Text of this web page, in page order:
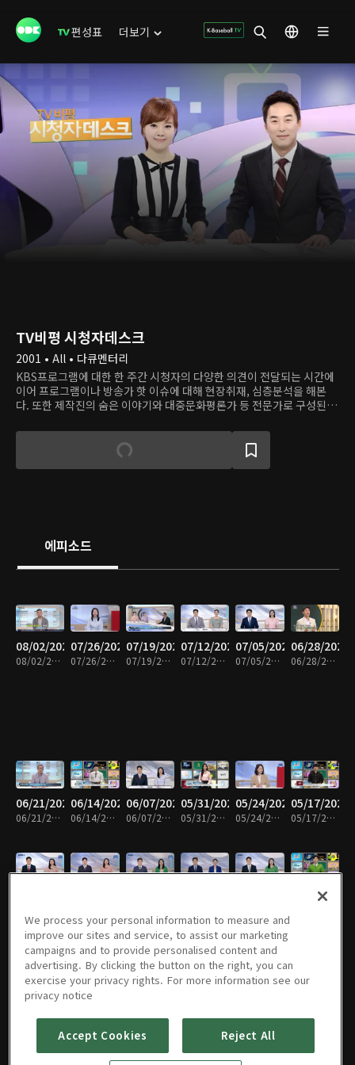
편성표 더보기
TV비평 시청자데스크
2001 • All • 다큐멘터리
KBS프로그램에 대한 한 주간 시청자의 다양한 의견이 전달되는 시간에
이어 프로그램이나 방송가 핫 이슈에 대해 현장취재, 심층분석을 해본
다. 또한 제작진의 숨은 이야기와 대중문화평론가 등 전문가로 구성된 평
에피소드
08/02/2026
08/02/2026 • 58분
07/26/2026
07/26/2026 • 59분
07/19/2026
07/19/2026 • 59분
07/12/2026
07/12/2026 • 58분
07/05/2026
07/05/2026 • 59분
06/28/2026
06/28/2026 • 58분
06/21/2026
06/21/2026 • 58분
06/14/2026
06/14/2026 • 58분
06/07/2026
06/07/2026 • 59분
05/31/2026
05/31/2026 • 58분
05/24/2026
05/24/2026 • 59분
05/17/2026
05/17/2026 • 59분
04/05/2026
03/29/2026
03/29/2026 • 59분
03/22/202603/15/202603/08/202603/01/202602/22/2026
We process your personal information to measure and
improve our sites and service, to assist our marketing
campaigns and to provide personalised content and
advertising. By clicking the button on the right, you can
exercise your privacy rights. For more information see our
privacy notice
Accept Cookies Reject All